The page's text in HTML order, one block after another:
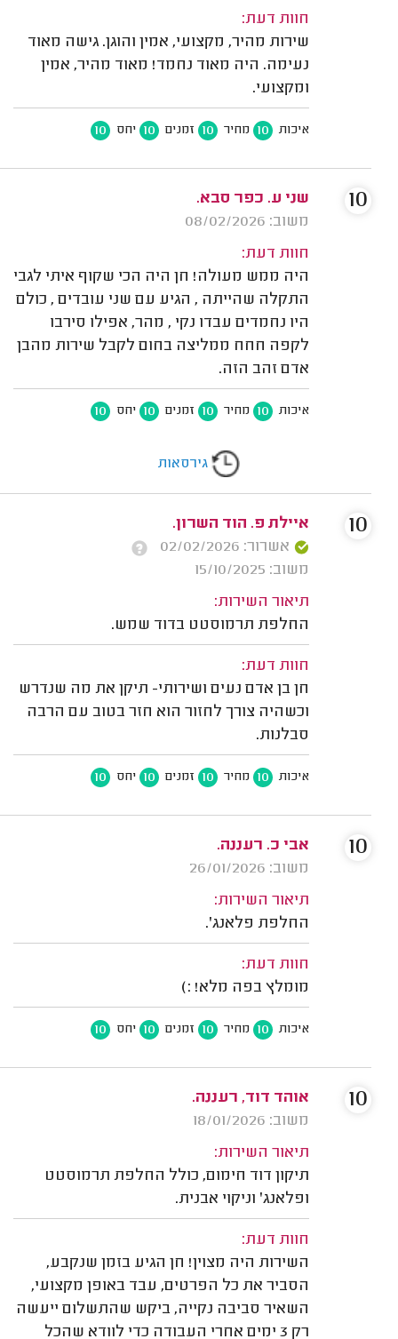
חוות דעת:
שירות מהיר, מקצועי, אמין והוגן. גישה מאוד
נעימה. היה מאוד נחמד! מאוד מהיר, אמין
ומקצועי.
איכות 10 מחיר 10 זמנים 10 יחס 10
שני ע. כפר סבא.
משוב: 08/02/2026
חוות דעת:
היה ממש מעולה! חן היה הכי שקוף איתי לגבי
התקלה שהייתה , הגיע עם שני עובדים , כולם
היו נחמדים עבדו נקי , מהר, אפילו סירבו
לקפה חחח ממליצה בחום לקבל שירות מהבן
אדם זהב הזה.
איכות 10 מחיר 10 זמנים 10 יחס 10
10
גירסאות
איילת פ. הוד השרון.
אשרור: 02/02/2026
משוב: 15/10/2025
תיאור השירות:
החלפת תרמוסטט בדוד שמש.
חוות דעת:
חן בן אדם נעים ושירותי- תיקן את מה שנדרש
וכשהיה צורך לחזור הוא חזר בטוב עם הרבה
סבלנות.
איכות 10 מחיר 10 זמנים 10 יחס 10
10
אבי כ. רעננה.
משוב: 26/01/2026
תיאור השירות:
החלפת פלאנג'.
חוות דעת:
מומלץ בפה מלא! :)
איכות 10 מחיר 10 זמנים 10 יחס 10
10
אוהד דוד, רעננה.
משוב: 18/01/2026
תיאור השירות:
תיקון דוד חימום, כולל החלפת תרמוסטט
ופלאנג' וניקוי אבנית.
חוות דעת:
השירות היה מצוין! חן הגיע בזמן שנקבע,
הסביר את כל הפרטים, עבד באופן מקצועי,
השאיר סביבה נקייה, ביקש שהתשלום ייעשה
רק 3 ימים אחרי העבודה כדי לוודא שהכל
10